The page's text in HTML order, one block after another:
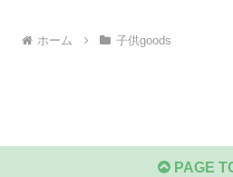
ホーム 子供goods
PAGE